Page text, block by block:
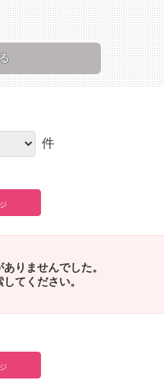
件
りませんでした。
てください。